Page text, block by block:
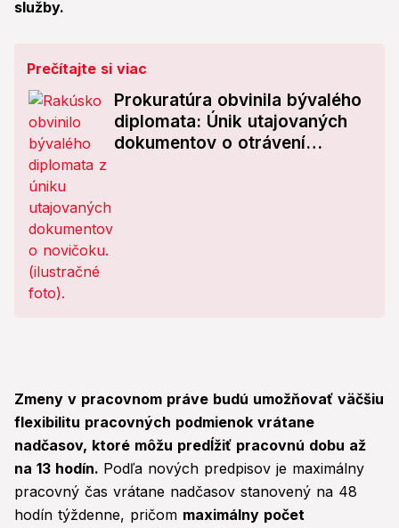
služby.
Prečítajte si viac
Prokuratúra obvinila bývalého
diplomata: Únik utajovaných
dokumentov o otrávení
Zmeny v pracovnom práve budú umožňovať väčšiu
flexibilitu pracovných podmienok vrátane
nadčasov, ktoré môžu predĺžiť pracovnú dobu až
na 13 hodín. Podľa nových predpisov je maximálny
pracovný čas vrátane nadčasov stanovený na 48
hodín týždenne, pričom maximálny počet